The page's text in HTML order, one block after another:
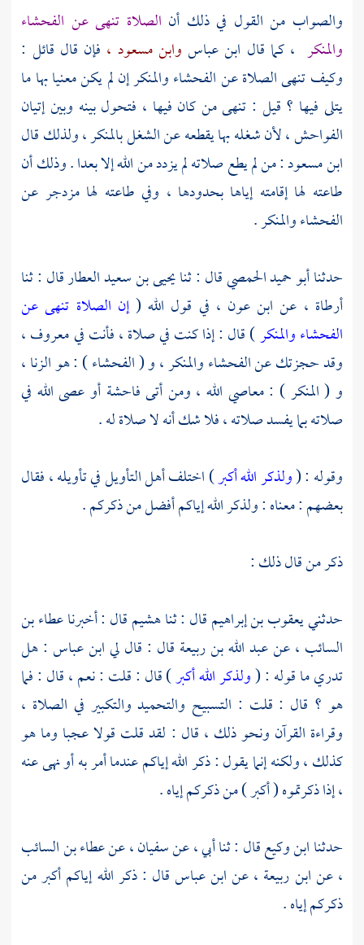
والصواب من القول في ذلك أن الصلاة تنهى عن الفحشاء
والمنكر ، كما قال ابن عباس وابن مسعود ، فإن قال قائل :
وكيف تنهى الصلاة عن الفحشاء والمنكر إن لم يكن معنيا بها ما
يتلى فيها ؟ قيل : تنهى من كان فيها ، فتحول بينه وبين إتيان
الفواحش ، لأن شغله بها يقطعه عن الشغل بالمنكر ، ولذلك قال
ابن مسعود: من لم يطع صلاته لم يزدد من الله إلا بعدا . وذلك أن
طاعته لها إقامته إياها بحدودها ، وفي طاعته لها مزدجر عن
الفحشاء والمنكر .
حدثناأبو حميد الحمصيقال : ثنايحيى بن سعيد العطارقال : ثنا
أرطاة ، عن ابن عون ، في قول الله (إن الصلاة تنهى عن
الفحشاء والمنكر) قال : إذا كنت في صلاة ، فأنت في معروف ،
وقد حجزتك عن الفحشاء والمنكر ، و ( الفحشاء ) : هو الزنا ،
و ( المنكر ) : معاصي الله ، ومن أتى فاحشة أو عصى الله في
صلاته بما يفسد صلاته ، فلا شك أنه لا صلاة له .
وقوله : (ولذكر الله أكبر) اختلف أهل التأويل في تأويله ، فقال
بعضهم : معناه : ولذكر الله إياكم أفضل من ذكركم .
ذكر من قال ذلك :
حدثنييعقوب بن إبراهيمقال : ثناهشيمقال : أخبرناعطاء بن
السائب ،عنعبد الله بن ربيعة قال : قال ليابن عباس : هل
تدري ما قوله : (ولذكر الله أكبر) قال : قلت : نعم ، قال : فما
هو ؟ قال : قلت : التسبيح والتحميد والتكبير في الصلاة ،
وقراءة القرآن ونحو ذلك ، قال : لقد قلت قولا عجبا وما هو
كذلك ، ولكنه إنما يقول : ذكر الله إياكم عندما أمر به أو نهى عنه
، إذا ذكرتموه ( أكبر ) من ذكركم إياه .
حدثناابن وكيعقال : ثنا أبي ، عنسفيان ،عنعطاء بن السائب
،عنابن ربيعة ،عنابن عباسقال : ذكر الله إياكم أكبر من
ذكركم إياه .